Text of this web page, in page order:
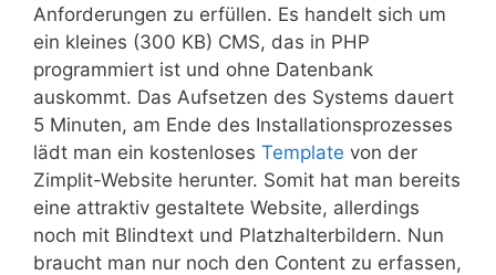
Anforderungen zu erfüllen. Es handelt sich um
ein kleines (300 KB) CMS, das in PHP
programmiert ist und ohne Datenbank
auskommt. Das Aufsetzen des Systems dauert
5 Minuten, am Ende des Installationsprozesses
lädt man ein kostenloses Template von der
Zimplit-Website herunter. Somit hat man bereits
eine attraktiv gestaltete Website, allerdings
noch mit Blindtext und Platzhalterbildern. Nun
braucht man nur noch den Content zu erfassen,